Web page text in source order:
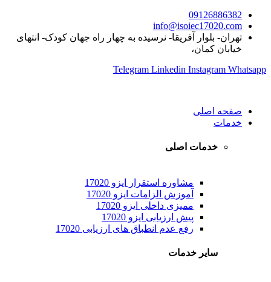
09126886382
info@isoiec17020.com
تهران- بلوار آفریقا- نرسیده به چهار راه جهان کودک- انتهای
خیابان کمان،
Telegram Linkedin Instagram Whatsapp
صفحه اصلی
خدمات
خدمات اصلی
مشاوره استقرار ایزو 17020
آموزش الزامات ایزو 17020
ممیزی داخلی ایزو 17020
پیش ارزیابی ایزو 17020
رفع عدم انطباق های ارزیابی 17020
سایر خدمات